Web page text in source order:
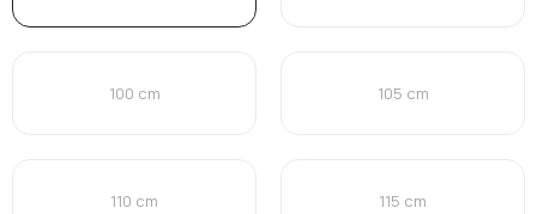
100 cm 105 cm
110 cm 115 cm